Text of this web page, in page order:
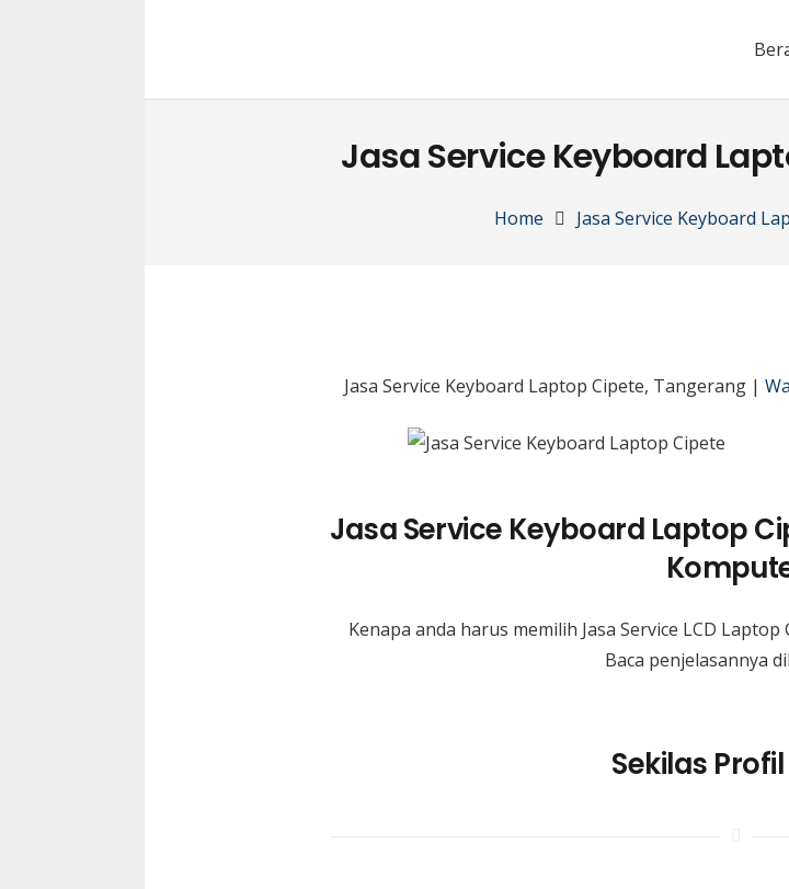
Jasa Service Keyboard
Home Jasa Service Keyboard
Jasa Service Keyboard Laptop Cipete, Tangerang |
Jasa Service Keyboard Laptop
Kenapa anda harus memilih Jasa Service LCD
Baca penjelasannya
Sekilas